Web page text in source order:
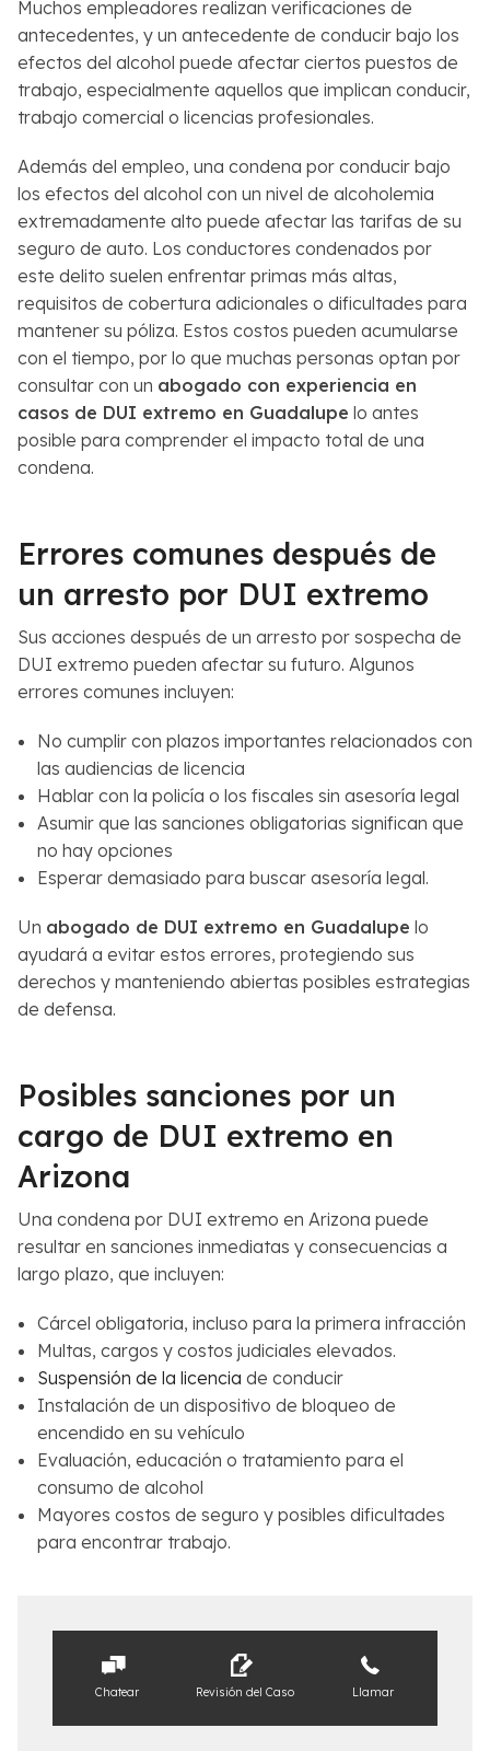
Muchos empleadores realizan verificaciones de
antecedentes, y un antecedente de conducir bajo los
efectos del alcohol puede afectar ciertos puestos de
trabajo, especialmente aquellos que implican conducir,
trabajo comercial o licencias profesionales.
Además del empleo, una condena por conducir bajo
los efectos del alcohol con un nivel de alcoholemia
extremadamente alto puede afectar las tarifas de su
seguro de auto. Los conductores condenados por
este delito suelen enfrentar primas más altas,
requisitos de cobertura adicionales o dificultades para
mantener su póliza. Estos costos pueden acumularse
con el tiempo, por lo que muchas personas optan por
consultar con un abogado con experiencia en
casos de DUI extremo en Guadalupe lo antes
posible para comprender el impacto total de una
condena.
Errores comunes después de
un arresto por DUI extremo
Sus acciones después de un arresto por sospecha de
DUI extremo pueden afectar su futuro. Algunos
errores comunes incluyen:
No cumplir con plazos importantes relacionados con
las audiencias de licencia
Hablar con la policía o los fiscales sin asesoría legal
Asumir que las sanciones obligatorias significan que
no hay opciones
Esperar demasiado para buscar asesoría legal.
Un abogado de DUI extremo en Guadalupe lo
ayudará a evitar estos errores, protegiendo sus
derechos y manteniendo abiertas posibles estrategias
de defensa.
Posibles sanciones por un
cargo de DUI extremo en
Arizona
Una condena por DUI extremo en Arizona puede
resultar en sanciones inmediatas y consecuencias a
largo plazo, que incluyen:
Cárcel obligatoria, incluso para la primera infracción
Multas, cargos y costos judiciales elevados.
Suspensión de la licencia de conducir
Instalación de un dispositivo de bloqueo de
encendido en su vehículo
Evaluación, educación o tratamiento para el
consumo de alcohol
Mayores costos de seguro y posibles dificultades
para encontrar trabajo.
Chatear Revisión del Caso Llamar